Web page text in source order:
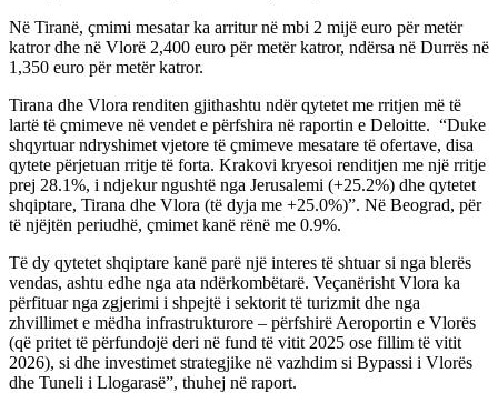
Në Tiranë, çmimi mesatar ka arritur në mbi 2 mijë euro për metër
katror dhe në Vlorë 2,400 euro për metër katror, ndërsa në Durrës në
1,350 euro për metër katror.
Tirana dhe Vlora renditen gjithashtu ndër qytetet me rritjen më të
lartë të çmimeve në vendet e përfshira në raportin e Deloitte. “Duke
shqyrtuar ndryshimet vjetore të çmimeve mesatare të ofertave, disa
qytete përjetuan rritje të forta. Krakovi kryesoi renditjen me një rritje
prej 28.1%, i ndjekur ngushtë nga Jerusalemi (+25.2%) dhe qytetet
shqiptare, Tirana dhe Vlora (të dyja me +25.0%)”. Në Beograd, për
të njëjtën periudhë, çmimet kanë rënë me 0.9%.
Të dy qytetet shqiptare kanë parë një interes të shtuar si nga blerës
vendas, ashtu edhe nga ata ndërkombëtarë. Veçanërisht Vlora ka
përfituar nga zgjerimi i shpejtë i sektorit të turizmit dhe nga
zhvillimet e mëdha infrastrukturore – përfshirë Aeroportin e Vlorës
(që pritet të përfundojë deri në fund të vitit 2025 ose fillim të vitit
2026), si dhe investimet strategjike në vazhdim si Bypassi i Vlorës
dhe Tuneli i Llogarasë”, thuhej në raport.